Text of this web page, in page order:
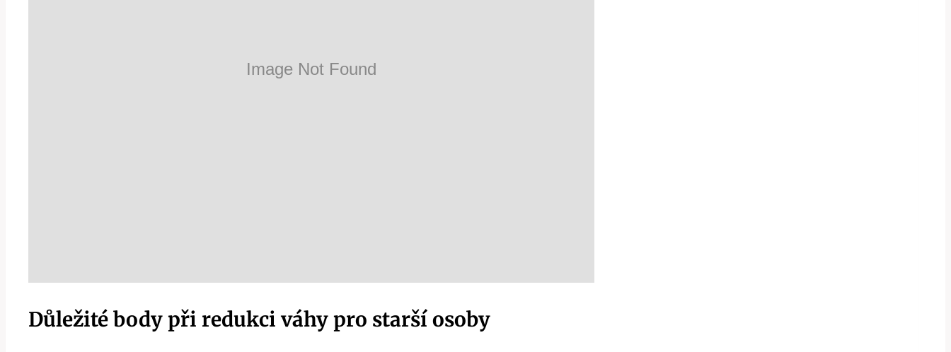
Důležité body při redukci váhy pro starší osoby